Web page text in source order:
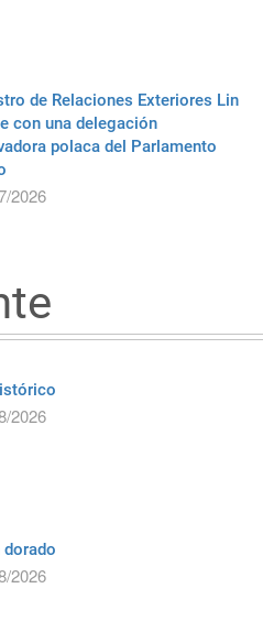
de Relaciones Exteriores Lin
con una delegación
polaca del Parlamento
2026
2026
dorado
2026